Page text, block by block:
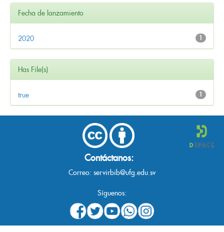
Fecha de lanzamiento
1
2020
Has File(s)
1
true
Contáctanos:
Correo: servirbib@ufg.edu.sv
Síguenos: